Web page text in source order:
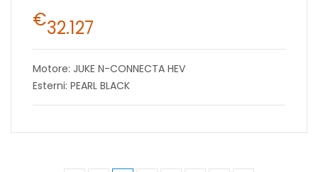
€32.127
Motore: JUKE N-CONNECTA HEV
Esterni: PEARL BLACK